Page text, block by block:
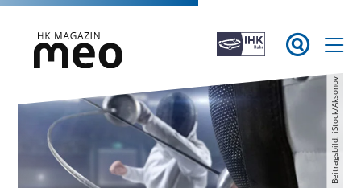

IHK Magazin meo Beitragsbild: iStock/Aksonov